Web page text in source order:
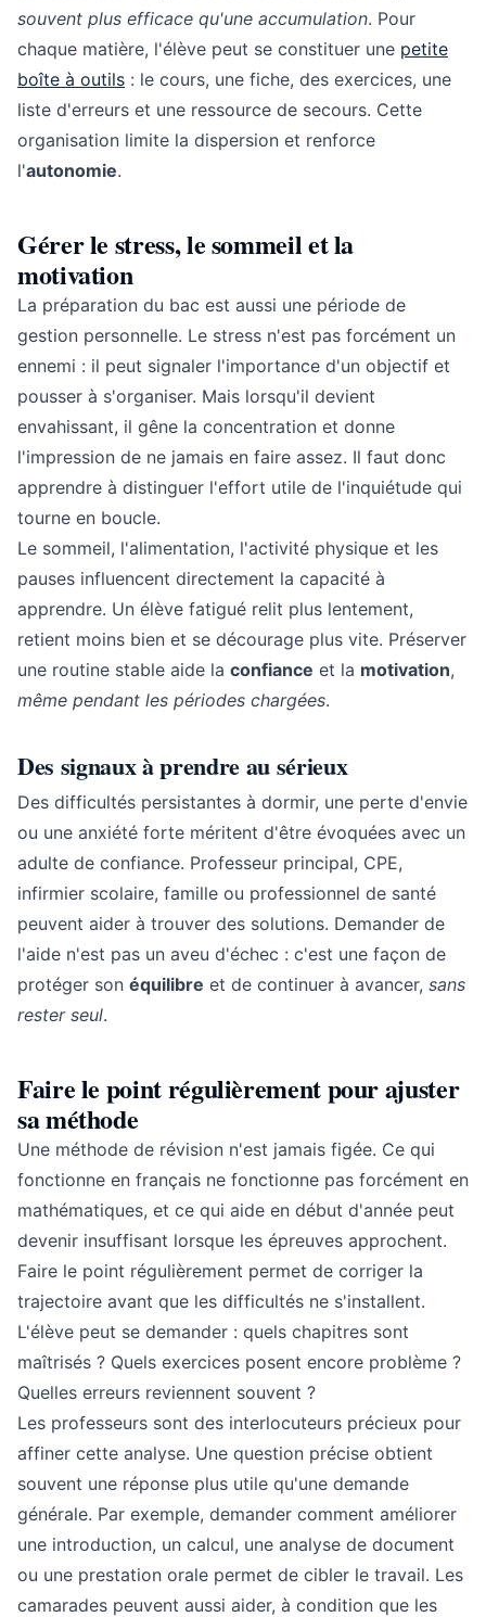
souvent plus efficace qu'une accumulation. Pour
chaque matière, l'élève peut se constituer une petite
boîte à outils : le cours, une fiche, des exercices, une
liste d'erreurs et une ressource de secours. Cette
organisation limite la dispersion et renforce
l'autonomie.
Gérer le stress, le sommeil et la
motivation
La préparation du bac est aussi une période de
gestion personnelle. Le stress n'est pas forcément un
ennemi : il peut signaler l'importance d'un objectif et
pousser à s'organiser. Mais lorsqu'il devient
envahissant, il gêne la concentration et donne
l'impression de ne jamais en faire assez. Il faut donc
apprendre à distinguer l'effort utile de l'inquiétude qui
tourne en boucle.
Le sommeil, l'alimentation, l'activité physique et les
pauses influencent directement la capacité à
apprendre. Un élève fatigué relit plus lentement,
retient moins bien et se décourage plus vite. Préserver
une routine stable aide la confiance et la motivation,
même pendant les périodes chargées.
Des signaux à prendre au sérieux
Des difficultés persistantes à dormir, une perte d'envie
ou une anxiété forte méritent d'être évoquées avec un
adulte de confiance. Professeur principal, CPE,
infirmier scolaire, famille ou professionnel de santé
peuvent aider à trouver des solutions. Demander de
l'aide n'est pas un aveu d'échec : c'est une façon de
protéger son équilibre et de continuer à avancer, sans
rester seul.
Faire le point régulièrement pour ajuster
sa méthode
Une méthode de révision n'est jamais figée. Ce qui
fonctionne en français ne fonctionne pas forcément en
mathématiques, et ce qui aide en début d'année peut
devenir insuffisant lorsque les épreuves approchent.
Faire le point régulièrement permet de corriger la
trajectoire avant que les difficultés ne s'installent.
L'élève peut se demander : quels chapitres sont
maîtrisés ? Quels exercices posent encore problème ?
Quelles erreurs reviennent souvent ?
Les professeurs sont des interlocuteurs précieux pour
affiner cette analyse. Une question précise obtient
souvent une réponse plus utile qu'une demande
générale. Par exemple, demander comment améliorer
une introduction, un calcul, une analyse de document
ou une prestation orale permet de cibler le travail. Les
camarades peuvent aussi aider, à condition que les